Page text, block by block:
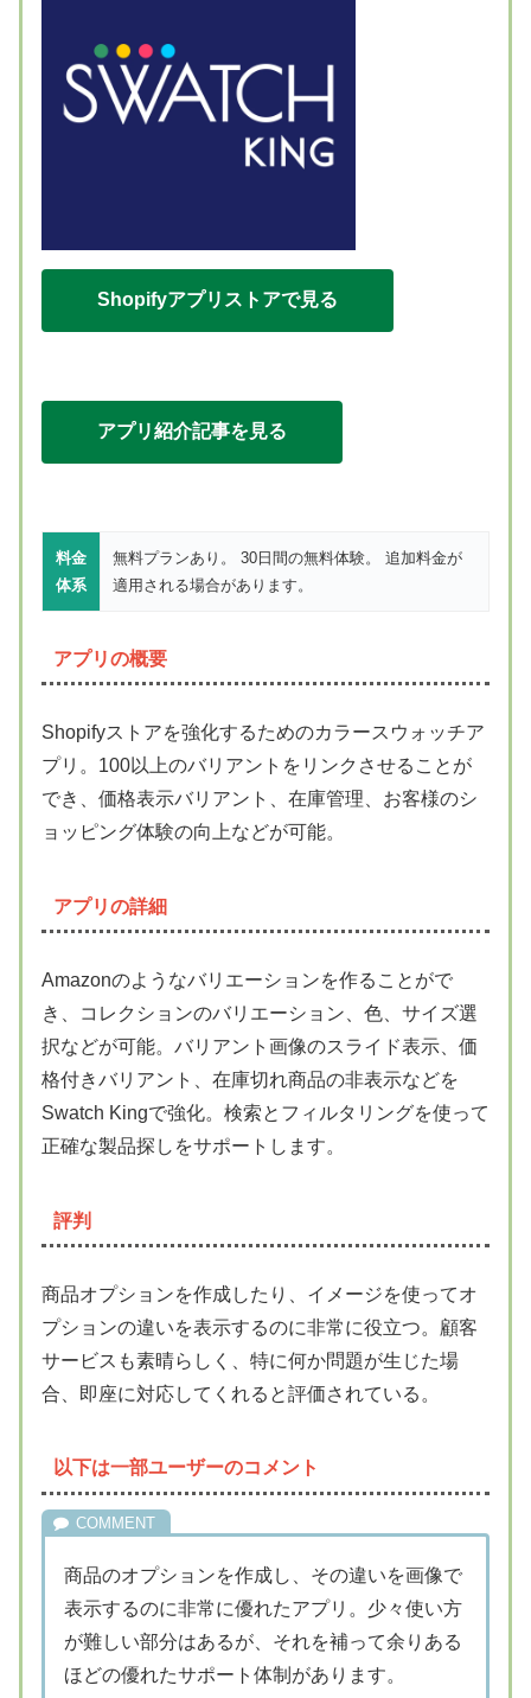
Shopifyアプリストアで見る
アプリ紹介記事を見る
料金
体系
無料プランあり。 30日間の無料体験。 追加料金が
適用される場合があります。
アプリの概要
Shopifyストアを強化するためのカラースウォッチア
プリ。100以上のバリアントをリンクさせることが
でき、価格表示バリアント、在庫管理、お客様のシ
ョッピング体験の向上などが可能。
アプリの詳細
Amazonのようなバリエーションを作ることがで
き、コレクションのバリエーション、色、サイズ選
択などが可能。バリアント画像のスライド表示、価
格付きバリアント、在庫切れ商品の非表示などを
Swatch Kingで強化。検索とフィルタリングを使って
正確な製品探しをサポートします。
評判
商品オプションを作成したり、イメージを使ってオ
プションの違いを表示するのに非常に役立つ。顧客
サービスも素晴らしく、特に何か問題が生じた場
合、即座に対応してくれると評価されている。
以下は一部ユーザーのコメント
商品のオプションを作成し、その違いを画像で
表示するのに非常に優れたアプリ。少々使い方
が難しい部分はあるが、それを補って余りある
ほどの優れたサポート体制があります。